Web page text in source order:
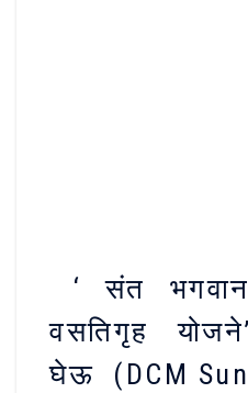
‘ संत भगवान
वसतिगृह
घेऊ (DCM